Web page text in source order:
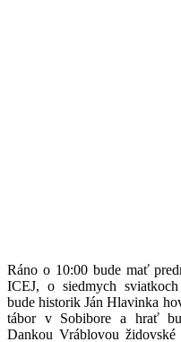
Ráno o 10:00 bude mať
ICEJ, o siedmych
bude historik Ján Hlavinka
tábor v Sobibore a hrať
Dankou Vráblovou